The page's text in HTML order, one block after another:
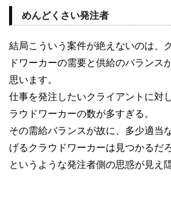
めんどくさい発注者
結局こういう案件が絶えないのは、
ドワーカーの需要と供給のバランス
思います。
仕事を発注したいクライアントに対
ラウドワーカーの数が多すぎる。
その需給バランスが故に、多少適当
げるクラウドワーカーは見つかるだろ
というような発注者側の思惑が見え